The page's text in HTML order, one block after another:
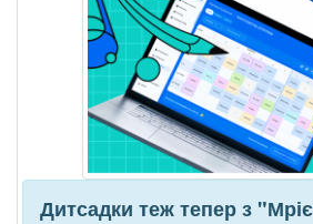
Дитсадки теж тепер з